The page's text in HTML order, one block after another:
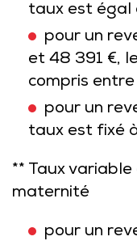
taux est égal
pour un
et 48 391 €,
compris
pour un
taux est fixé
** Taux
maternité
pour un